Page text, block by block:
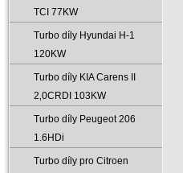
TCI 77KW
Turbo díly Hyundai H-1
120KW
Turbo díly KIA Carens II
2‚0CRDI 103KW
Turbo díly Peugeot 206
1.6HDi
Turbo díly pro Citroen